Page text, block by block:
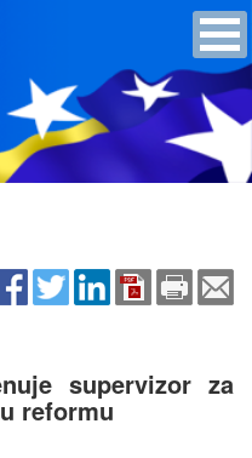
supervizor za
reformu